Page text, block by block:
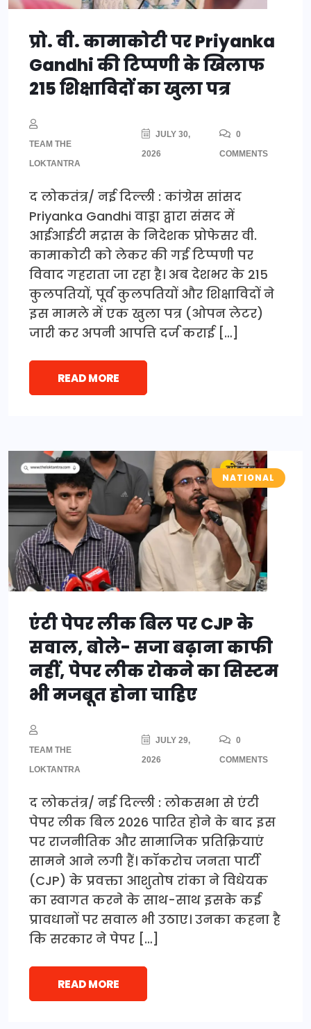
प्रो. वी. कामाकोटी पर Priyanka
Gandhi की टिप्पणी के खिलाफ
215 शिक्षाविदों का खुला पत्र
TEAM THE
LOKTANTRA
JULY 30,
2026
0
COMMENTS
द लोकतंत्र/ नई दिल्ली : कांग्रेस सांसद
Priyanka Gandhi वाड्रा द्वारा संसद में
आईआईटी मद्रास के निदेशक प्रोफेसर वी.
कामाकोटी को लेकर की गई टिप्पणी पर
विवाद गहराता जा रहा है। अब देशभर के 215
कुलपतियों, पूर्व कुलपतियों और शिक्षाविदों ने
इस मामले में एक खुला पत्र (ओपन लेटर)
जारी कर अपनी आपत्ति दर्ज कराई […]
READ MORE
NATIONAL
एंटी पेपर लीक बिल पर CJP के
सवाल, बोले- सजा बढ़ाना काफी
नहीं, पेपर लीक रोकने का सिस्टम
भी मजबूत होना चाहिए
TEAM THE
LOKTANTRA
JULY 29,
2026
0
COMMENTS
द लोकतंत्र/ नई दिल्ली : लोकसभा से एंटी
पेपर लीक बिल 2026 पारित होने के बाद इस
पर राजनीतिक और सामाजिक प्रतिक्रियाएं
सामने आने लगी हैं। कॉकरोच जनता पार्टी
(CJP) के प्रवक्ता आशुतोष रांका ने विधेयक
का स्वागत करने के साथ-साथ इसके कई
प्रावधानों पर सवाल भी उठाए। उनका कहना है
कि सरकार ने पेपर […]
READ MORE